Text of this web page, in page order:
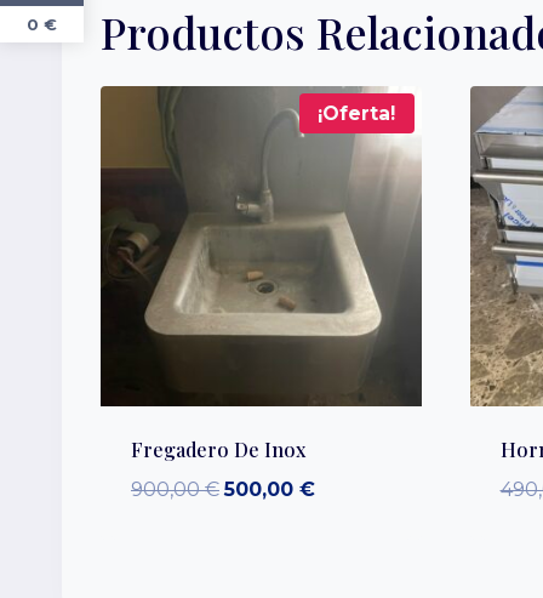
Productos
¡Oferta!
Fregadero De Inox
900,00€El
500,00 €El
0 €